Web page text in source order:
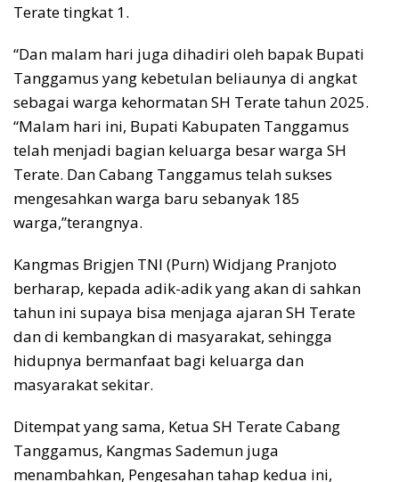
Terate tingkat 1.
“Dan malam hari juga dihadiri oleh bapak Bupati
Tanggamus yang kebetulan beliaunya di angkat
sebagai warga kehormatan SH Terate tahun 2025.
“Malam hari ini, Bupati Kabupaten Tanggamus
telah menjadi bagian keluarga besar warga SH
Terate. Dan Cabang Tanggamus telah sukses
mengesahkan warga baru sebanyak 185
warga,”terangnya.
Kangmas Brigjen TNI (Purn) Widjang Pranjoto
berharap, kepada adik-adik yang akan di sahkan
tahun ini supaya bisa menjaga ajaran SH Terate
dan di kembangkan di masyarakat, sehingga
hidupnya bermanfaat bagi keluarga dan
masyarakat sekitar.
Ditempat yang sama, Ketua SH Terate Cabang
Tanggamus, Kangmas Sademun juga
menambahkan, Pengesahan tahap kedua ini,